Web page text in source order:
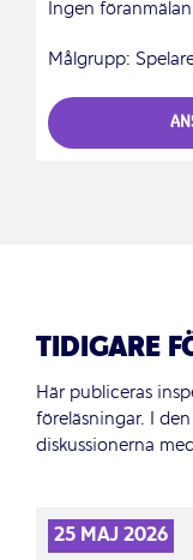
Ingen
Målgrupp:
TIDIGARE
Här publiceras
föreläsningar. I
diskussionerna
25 MAJ 2026